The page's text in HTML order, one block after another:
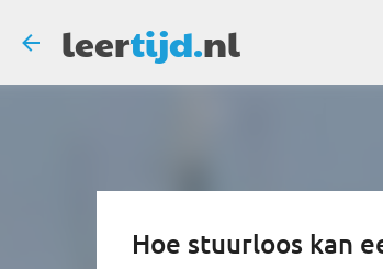
leertijd.nl
Hoe stuurloos kan